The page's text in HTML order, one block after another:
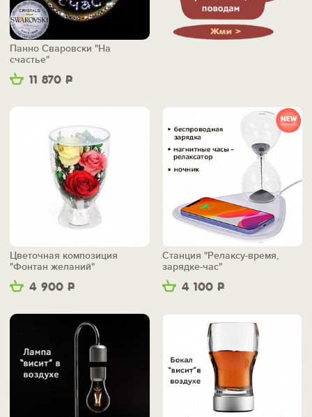
11 870 Р
Панно Сваровски "На
счастье"
4 900 Р
Цветочная композиция
"Фонтан желаний"
4 100 Р
Станция "Релаксу-время,
зарядке-час"